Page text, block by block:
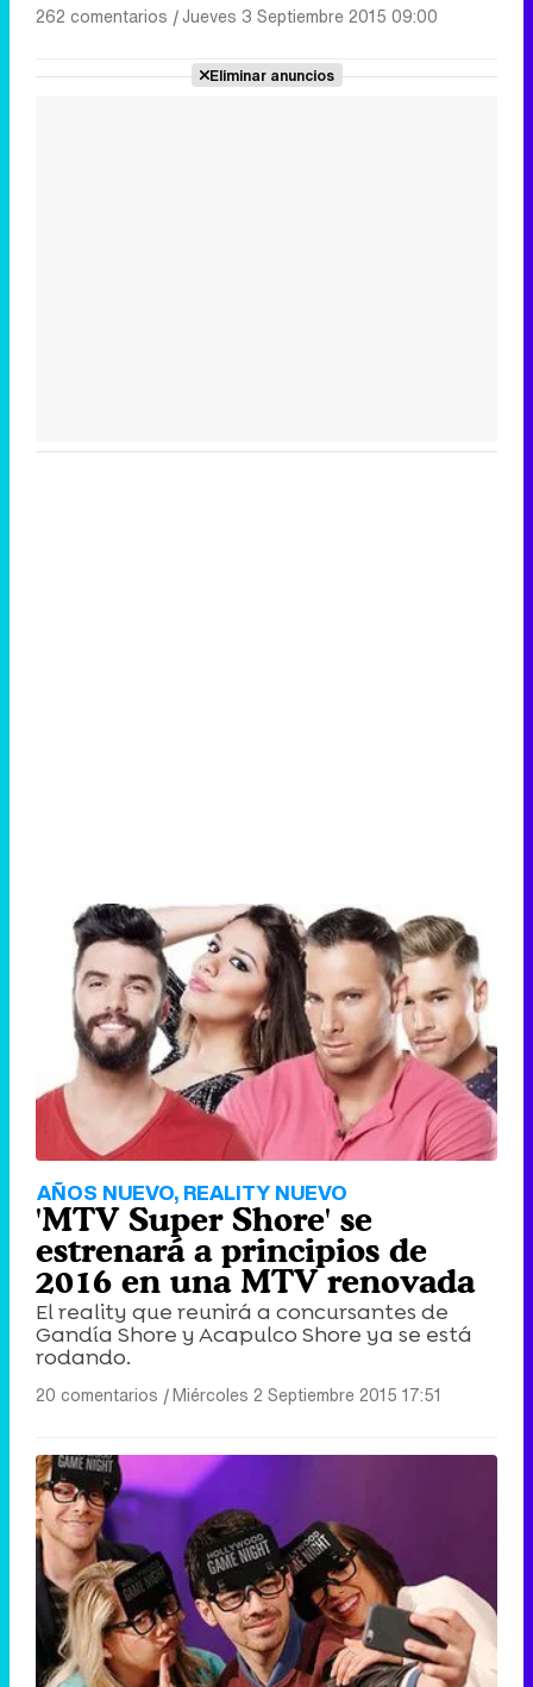
262 comentarios |Jueves 3 Septiembre 2015 09:00
Eliminar anuncios
AÑOS NUEVO, REALITY NUEVO
'MTV Super Shore' se
estrenará a principios de
2016 en una MTV renovada
El reality que reunirá a concursantes de
Gandía Shore y Acapulco Shore ya se está
rodando.
20 comentarios |Miércoles 2 Septiembre 2015 17:51